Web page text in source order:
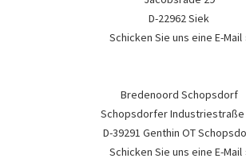
D-22962 Siek
Schicken Sie uns eine E-Mail
Bredenoord Schopsdorf
Schopsdorfer Industriestraße
D-39291 Genthin OT
Schicken Sie uns eine E-Mail